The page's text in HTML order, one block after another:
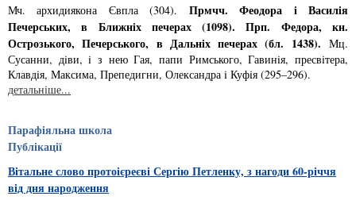
Мч. архидиякона Євпла (304).Прмчч. Феодора i Василiя
Печерських, в Ближнiх печерах (1098). Прп. Федора, кн.
Острозького, Печерського, в Дальнiх печерах (бл. 1438). Мц.
Сусанни, дiви, i з нею Гая, папи Римського, Гави­нiя, пресвiтера,
Клавдiя, Максима, Препедигни, Олександра i Куфiя (295–296).
детальніше...
Парафіяльна школа
Публікації
Вітальне слово протоієреєві Сергію Петленку, з нагоди 60-річчя
від дня народження